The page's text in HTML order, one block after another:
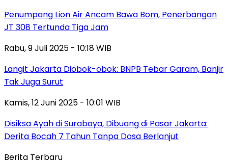
Penumpang Lion Air Ancam Bawa Bom, Penerbangan
JT 308 Tertunda Tiga Jam
Rabu, 9 Juli 2025 - 10:18 WIB
Langit Jakarta Diobok-obok: BNPB Tebar Garam, Banjir
Tak Juga Surut
Kamis, 12 Juni 2025 - 10:01 WIB
Disiksa Ayah di Surabaya, Dibuang di Pasar Jakarta:
Derita Bocah 7 Tahun Tanpa Dosa Berlanjut
Berita Terbaru